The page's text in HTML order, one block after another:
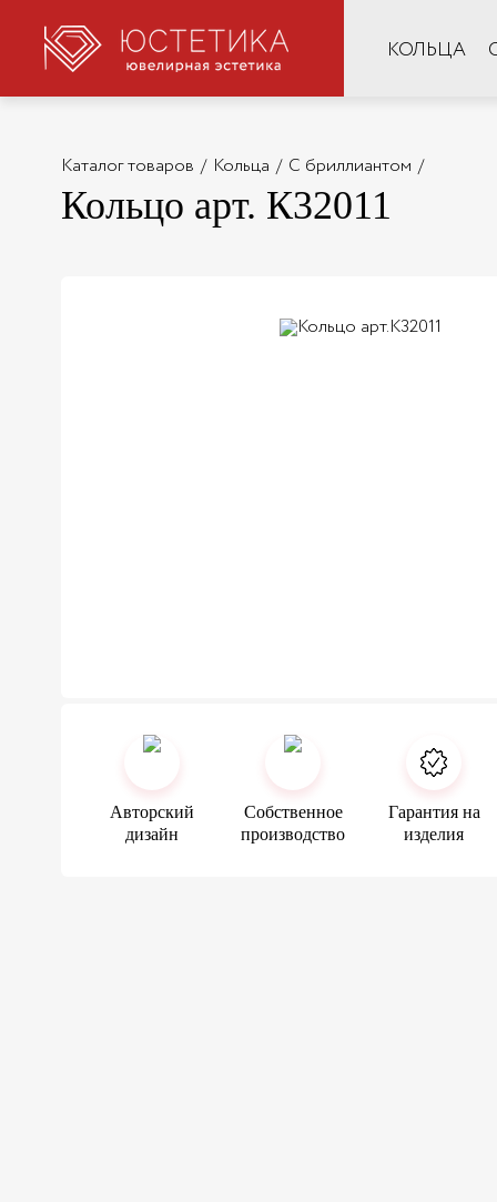
КОЛЬЦА
Каталог товаров / Кольца / С бриллиантом /
Кольцо арт. К32011
Авторский
дизайн
Собственное
производство
Гарантия на
изделия